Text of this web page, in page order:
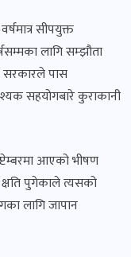
सीपयुक्त
लागि सम्झौता
सरकारले पास
सहयोगबारे कुराकानी
आएको भीषण
क्षति पुगेकाले त्यसको
लागि जापान